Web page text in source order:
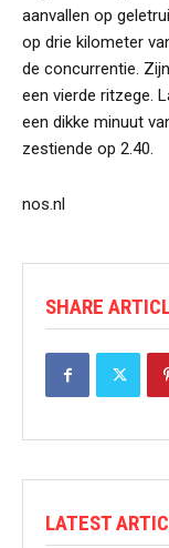
aanvallen op
op drie kilometer
de concurrentie.
een vierde ritzege.
een dikke minuut
zestiende op 2.40.
nos.nl
SHARE
LATEST